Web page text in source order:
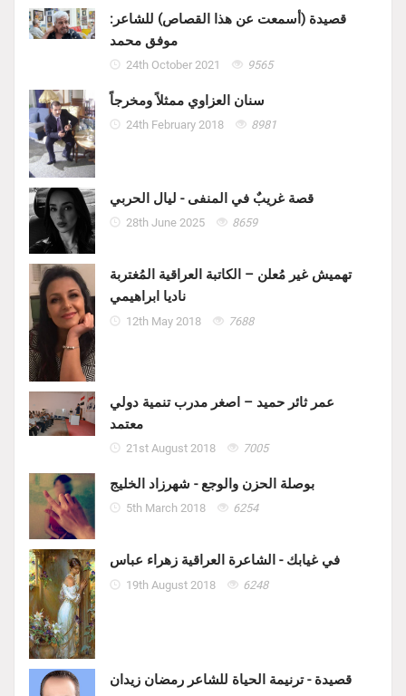
قصيدة (أسمعت عن هذا القصاص) للشاعر:
موفق محمد
24th October 2021 9565
سنان العزاوي ممثلاً ومخرجاً
24th February 2018 8981
قصة غريبٌ في المنفى - ليال الحربي
28th June 2025 8659
تهميش غير مُعلن – الكاتبة العراقية المُغتربة
ناديا ابراهيمي
12th May 2018 7688
عمر ثائر حميد – اصغر مدرب تنمية دولي
معتمد
21st August 2018 7005
بوصلة الحزن والوجع - شهرزاد الخليج
5th March 2018 6254
في غيابك - الشاعرة العراقية زهراء عباس
19th August 2018 6248
قصيدة - ترنيمة الحياة للشاعر رمضان زيدان